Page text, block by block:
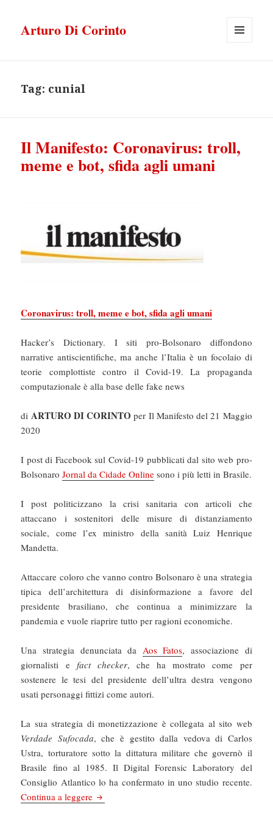
Arturo Di Corinto
Tag: cunial
Il Manifesto: Coronavirus: troll,
meme e bot, sfida agli umani
Coronavirus: troll, meme e bot, sfida agli umani
Hacker’s Dictionary. I siti pro-Bolsonaro diffondono
narrative antiscientifiche, ma anche l’Italia è un focolaio di
teorie complottiste contro il Covid-19. La propaganda
computazionale è alla base delle fake news
di ARTURO DI CORINTO per Il Manifesto del 21 Maggio
2020
I post di Facebook sul Covid-19 pubblicati dal sito web pro-
BolsonaroJornal da Cidade Online sono i più letti in Brasile.
I post politicizzano la crisi sanitaria con articoli che
attaccano i sostenitori delle misure di distanziamento
sociale, come l’ex ministro della sanità Luiz Henrique
Mandetta.
Attaccare coloro che vanno contro Bolsonaro è una strategia
tipica dell’architettura di disinformazione a favore del
presidente brasiliano, che continua a minimizzare la
pandemia e vuole riaprire tutto per ragioni economiche.
Una strategia denunciata da Aos Fatos, associazione di
giornalisti e fact checker, che ha mostrato come per
sostenere le tesi del presidente dell’ultra destra vengono
usati personaggi fittizi come autori.
La sua strategia di monetizzazione è collegata al sito web
Verdade Sufocada, che è gestito dalla vedova di Carlos
Ustra, torturatore sotto la dittatura militare che governò il
Brasile fino al 1985. Il Digital Forensic Laboratory del
Consiglio Atlantico lo ha confermato in uno studio recente.
Continua a leggere Il Manifesto: Coronavirus: troll, meme e bot,